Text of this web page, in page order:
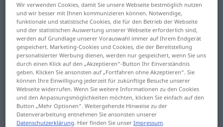
harmonisch
Harn
Harnblase
harren
hart
hartherzig
Hast
hastig
hauchdünn
hauen
Haufen
Haupt-
Wir verwenden Cookies, damit Sie unsere Webseite bestmöglich nutzen
und wir besser mit Ihnen kommunizieren können. Notwendige,
funktionale und statistische Cookies, die für den Betrieb der Webseite
und der statistischen Auswertung unserer Webseite erforderlich sind,
werden auf Grundlage unserer Vorauswahl immer auf Ihrem Endgerät
gespeichert. Marketing-Cookies und Cookies, die der Bereitstellung
personalisierter Werbung dienen, werden nur gespeichert, wenn Sie uns
durch einen Klick auf den „Akzeptieren“-Button Ihr Einverständnis
geben. Klicken Sie ansonsten auf „Fortfahren ohne Akzeptieren“. Sie
können Ihre Einwilligung jederzeit für zukünftige Besuche unserer
Webseite widerrufen. Wenn Sie weitere Informationen zu den Cookies
und den Anpassungsmöglichkeiten möchten, klicken Sie einfach auf den
Button „Mehr Optionen“. Weitergehende Hinweise zu der
Datenverarbeitung entnehmen Sie ansonsten unserer
Datenschutzerklärung. Hier finden Sie unserImpressum.